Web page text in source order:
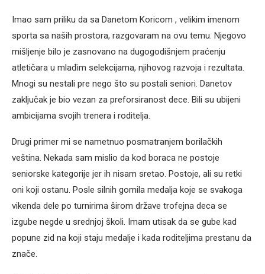
Imao sam priliku da sa Danetom Koricom , velikim imenom
sporta sa naših prostora, razgovaram na ovu temu. Njegovo
mišljenje bilo je zasnovano na dugogodišnjem praćenju
atletičara u mlađim selekcijama, njihovog razvoja i rezultata.
Mnogi su nestali pre nego što su postali seniori. Danetov
zaključak je bio vezan za preforsiranost dece. Bili su ubijeni
ambicijama svojih trenera i roditelja.
Drugi primer mi se nametnuo posmatranjem borilačkih
veština. Nekada sam mislio da kod boraca ne postoje
seniorske kategorije jer ih nisam sretao. Postoje, ali su retki
oni koji ostanu. Posle silnih gomila medalja koje se svakoga
vikenda dele po turnirima širom države trofejna deca se
izgube negde u srednjoj školi. Imam utisak da se gube kad
popune zid na koji staju medalje i kada roditeljima prestanu da
znače.